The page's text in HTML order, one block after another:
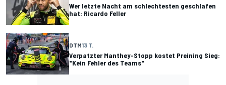
Wer letzte Nacht am schlechtesten geschlafen
hat: Ricardo Feller
DTM13 T.
Verpatzter Manthey-Stopp kostet Preining Sieg:
"Kein Fehler des Teams"